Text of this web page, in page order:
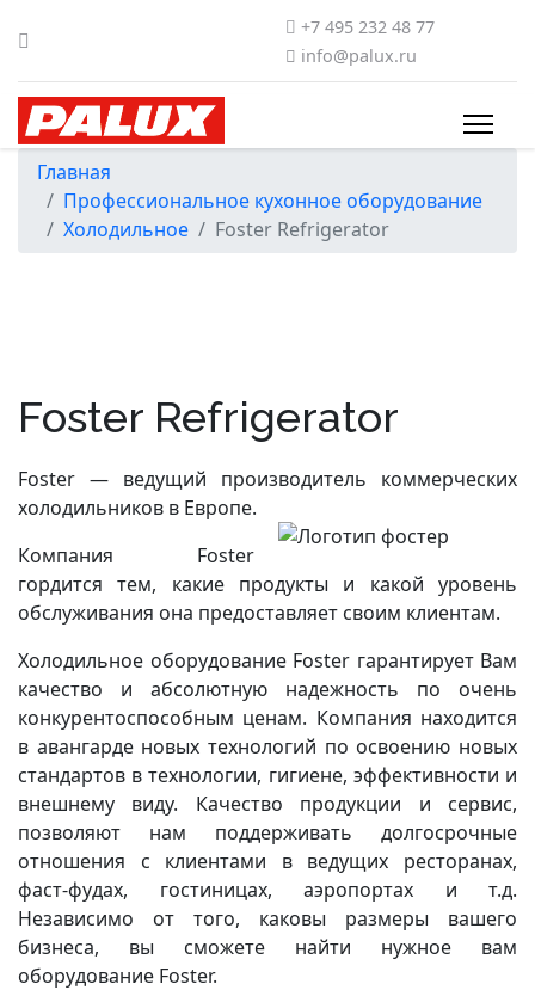
+7 495 232 48 77
info@palux.ru
Главная
Профессиональное кухонное оборудование
Холодильное
Foster Refrigerator
Foster Refrigerator
Foster — ведущий производитель коммерческих
холодильников в Европе.
Компания Foster
гордится тем, какие продукты и какой уровень
обслуживания она предоставляет своим клиентам.
Холодильное оборудование Foster гарантирует Вам
качество и абсолютную надежность по очень
конкурентоспособным ценам. Компания находится
в авангарде новых технологий по освоению новых
стандартов в технологии, гигиене, эффективности и
внешнему виду. Качество продукции и сервис,
позволяют нам поддерживать долгосрочные
отношения с клиентами в ведущих ресторанах,
фаст-фудах, гостиницах, аэропортах и т.д.
Независимо от того, каковы размеры вашего
бизнеса, вы сможете найти нужное вам
оборудование Foster.